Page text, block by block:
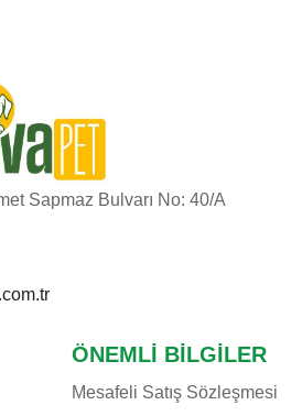
Sapmaz Bulvarı No: 40/A
ÖNEMLI BILGILER
Mesafeli Satış Sözleşmesi